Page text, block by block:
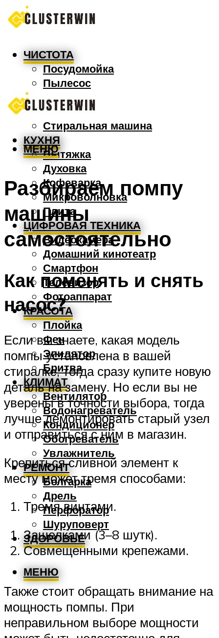
ЧИСТОТА
Посудомойка
Пылесос
Утюг
Швабра
Стиральная машина
КУХНЯ
Вытяжка
Духовка
Кофеварка
Микроволновка
Плита
ЦИФРОВАЯ ТЕХНИКА
Видеокамера
Домашний кинотеатр
Смартфон
Телевизор
Фотоаппарат
КРАСОТА
Плойка
Фен
Эпилятор
Бритва
КЛИМАТ
Вентилятор
Водонагреватель
Кондиционер
Обогреватель
Увлажнитель
РЕМОНТ
Болгарка
Дрель
Перфоратор
Шуруповерт
ЗДОРОВЬЕ
МЕНЮ
МЕНЮ
Разбираем помпу
машины
самостоятельно
Как поменять и снять
насос?
Если вы знаете, какая модель
помпы установлена в вашей
стиралке, тогда сразу купите новую
деталь на замену. Но если вы не
уверены в точности выбора, тогда
лучше демонтировать старый узел
и отправиться с ним в магазин.
Крепиться сливной элемент к
месту может тремя способами:
Тремя винтами.
Защелками (3–8 шутк).
Совмещенными крепежами.
Также стоит обращать внимание на
мощность помпы. При
неправильном выборе мощности